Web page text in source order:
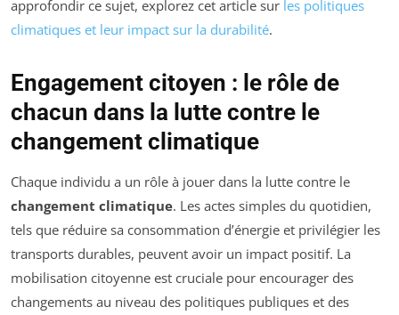
approfondir ce sujet, explorez cet article sur les politiques
climatiques et leur impact sur la durabilité.
Engagement citoyen : le rôle de
chacun dans la lutte contre le
changement climatique
Chaque individu a un rôle à jouer dans la lutte contre le
changement climatique. Les actes simples du quotidien,
tels que réduire sa consommation d’énergie et privilégier les
transports durables, peuvent avoir un impact positif. La
mobilisation citoyenne est cruciale pour encourager des
changements au niveau des politiques publiques et des